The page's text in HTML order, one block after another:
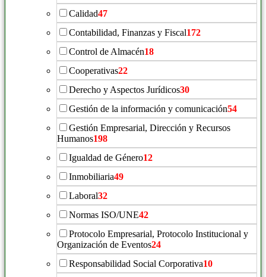
Calidad47
Contabilidad, Finanzas y Fiscal172
Control de Almacén18
Cooperativas22
Derecho y Aspectos Jurídicos30
Gestión de la información y comunicación54
Gestión Empresarial, Dirección y Recursos
Humanos198
Igualdad de Género12
Inmobiliaria49
Laboral32
Normas ISO/UNE42
Protocolo Empresarial, Protocolo Institucional y
Organización de Eventos24
Responsabilidad Social Corporativa10